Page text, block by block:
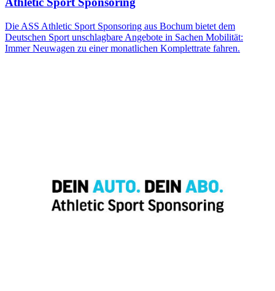
Die ASS Athletic Sport Sponsoring aus Bochum bietet dem
Deutschen Sport unschlagbare Angebote in Sachen Mobilität:
Immer Neuwagen zu einer monatlichen Komplettrate fahren.